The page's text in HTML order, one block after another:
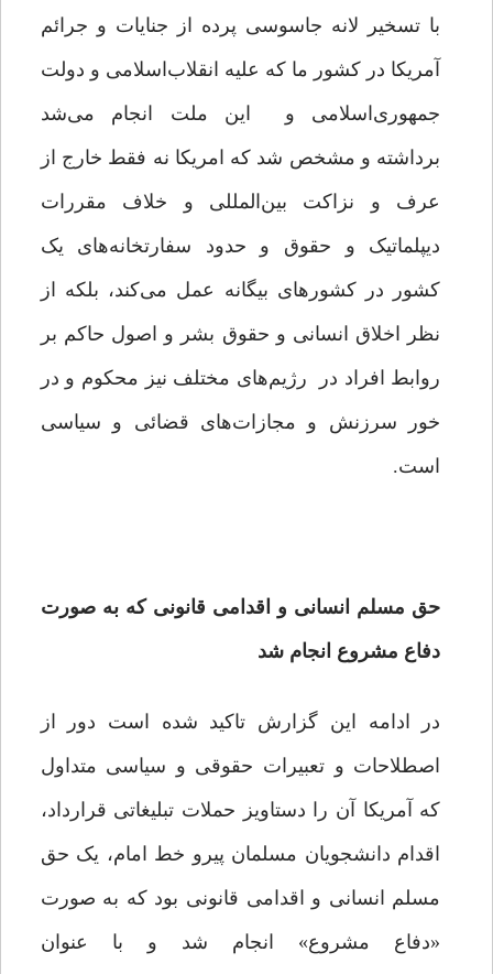
با تسخیر لانه جاسوسی پرده‌ از جنایات و جرائم
آمریکا در کشور ما که علیه انقلاب‌اسلامی و دولت
جمهوری‌اسلامی و این ملت انجام می‌شد
برداشته و مشخص شد که امریکا نه فقط خارج از
عرف و نزاکت بین‌المللی و خلاف مقررات
دیپلماتیک و حقوق و حدود سفارتخانه‌های یک
کشور در کشورهای بیگانه عمل می‌کند، بلکه از
نظر اخلاق انسانی و حقوق بشر و اصول حاکم بر
روابط افراد در رژیم‌های مختلف نیز محکوم و در
خور سرزنش و مجازات‌های قضائی و سیاسی
است.
حق مسلم انسانی و اقدامی قانونی که به صورت
دفاع مشروع انجام شد
در ادامه این گزارش تاکید شده است دور از
اصطلاحات و تعبیرات حقوقی و سیاسی متداول
که آمریکا آن‌ را دستاویز حملات تبلیغاتی قرارداد،
اقدام دانشجویان مسلمان پیرو خط امام، یک حق
مسلم انسانی و اقدامی قانونی بود که به صورت
«دفاع مشروع» انجام شد و با عنوان